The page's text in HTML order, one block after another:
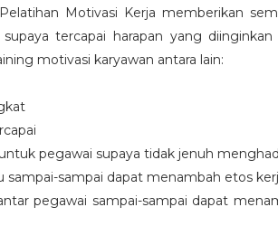
Motivasi Kerja memberikan
tercapai harapan yang
motivasi karyawan antara lain:
pegawai supaya tidak jenuh
sampai dapat menambah etos
pegawai sampai-sampai dapat